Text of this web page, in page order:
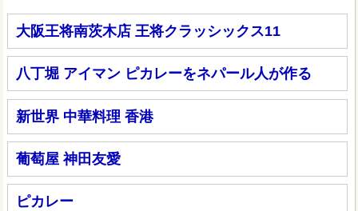
大阪王将南茨木店 王将クラッシックス11
八丁堀 アイマン ピカレーをネパール人が作る
新世界 中華料理 香港
葡萄屋 神田友愛
ピカレー